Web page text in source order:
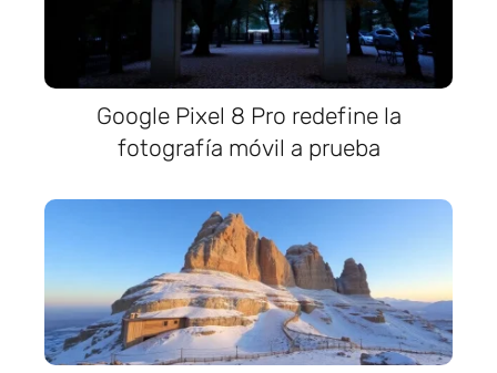
Google Pixel 8 Pro redefine la
fotografía móvil a prueba